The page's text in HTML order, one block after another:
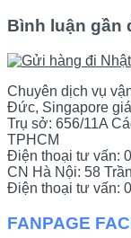
Bình luận gần
Chuyên dịch vụ
Đức, Singapore
Trụ sở: 656/11A
TPHCM
Điện thoại tư vấn:
CN Hà Nội: 58
Điện thoại tư vấn:
FANPAGE